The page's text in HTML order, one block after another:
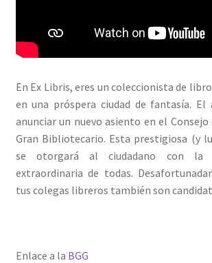
En Ex Libris, eres un coleccionista de
en una próspera ciudad de fantasía. El
anunciar un nuevo asiento en el Consejo
Gran Bibliotecario. Esta prestigiosa (y
se otorgará al ciudadano con la
extraordinaria de todas.
tus colegas libreros también son
Enlace a la BGG